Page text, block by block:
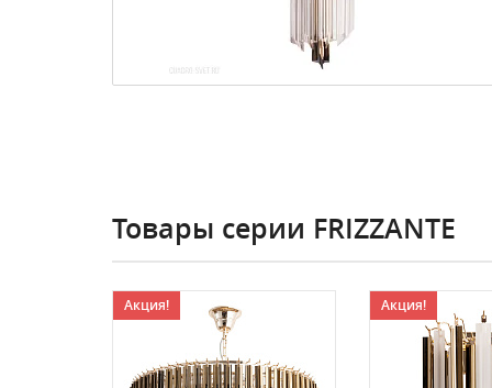
Товары серии FRIZZANTE
Акция! Акция!